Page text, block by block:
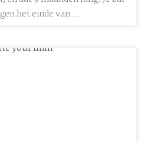
het einde van ...